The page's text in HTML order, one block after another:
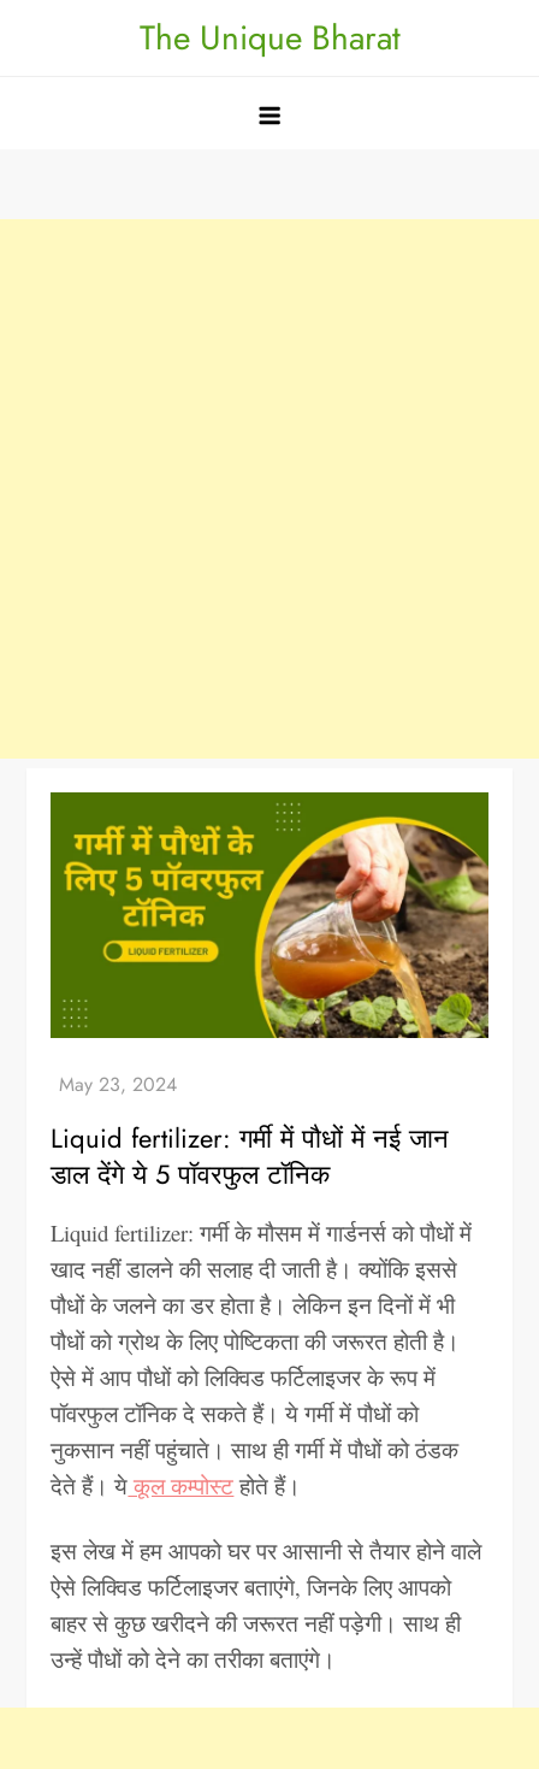
The Unique Bharat
Liquid fertilizer: गर्मी में पौधों में नई जान
डाल देंगे ये 5 पॉवरफुल टॉनिक
Liquid fertilizer: गर्मी के मौसम में गार्डनर्स को पौधों में
खाद नहीं डालने की सलाह दी जाती है। क्योंकि इससे
पौधों के जलने का डर होता है। लेकिन इन दिनों में भी
पौधों को ग्रोथ के लिए पोष्टिकता की जरूरत होती है।
ऐसे में आप पौधों को लिक्विड फर्टिलाइजर के रूप में
पॉवरफुल टॉनिक दे सकते हैं। ये गर्मी में पौधों को
नुकसान नहीं पहुंचाते। साथ ही गर्मी में पौधों को ठंडक
देते हैं। ये कूल कम्पोस्टहोते हैं।
इस लेख में हम आपको घर पर आसानी से तैयार होने वाले
ऐसे लिक्विड फर्टिलाइजर बताएंगे, जिनके लिए आपको
बाहर से कुछ खरीदने की जरूरत नहीं पड़ेगी। साथ ही
उन्हें पौधों को देने का तरीका बताएंगे।